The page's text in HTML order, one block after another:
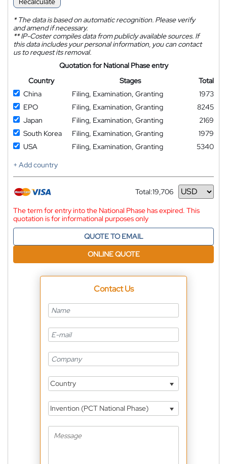
*The data is based on automatic recognition. Please verify
and amend if necessary.
**IP-Coster compiles data from publicly available sources. If
this data includes your personal information, you can contact
us to request its removal.
Quotation for National Phase entry
Country
Stages
Total
China
Filing, Examination, Granting
1973
EPO
Filing, Examination, Granting
8245
Japan
Filing, Examination, Granting
2169
South Korea
Filing, Examination, Granting
1979
USA
Filing, Examination, Granting
5340
+ Add country
Total:19,706
Currency
The term for entry into the National Phase has expired. This
quotation is for informational purposes only
QUOTE TO EMAIL
ONLINE QUOTE
Contact Us
Country
Invention (PCT National Phase)